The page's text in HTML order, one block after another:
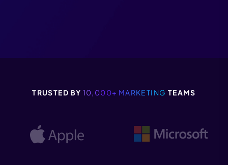
TRUSTED BY 10,000+ MARKETING TEAMS